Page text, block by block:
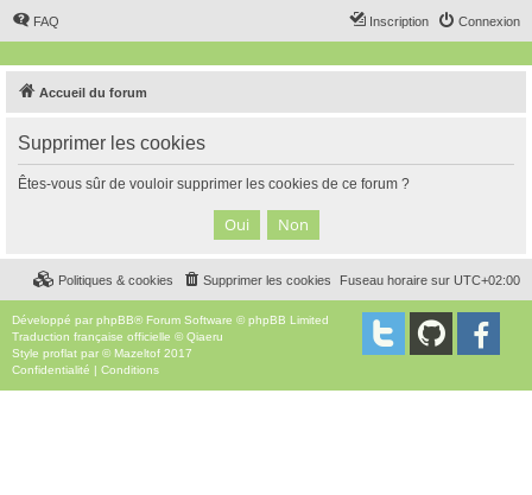
FAQ Connexion
Inscription
Accueil du forum
Supprimer les cookies
Êtes-vous sûr de vouloir supprimer les cookies de ce forum ?
Fuseau horaire sur UTC+02:00
Supprimer les cookies
Politiques & cookies
Développé par phpBB® Forum Software © phpBB Limited
Traduction française officielle ©Qiaeru
Style proflat par © Mazeltof 2017
Confidentialité | Conditions